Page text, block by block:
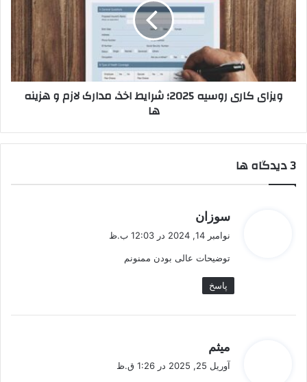
شرایط
اخذ،
مدارک
و
هزینه
ویزای کاری روسیه 2025؛ شرایط اخذ، مدارک لازم و هزینه
ها
‫3 دیدگاه ها
سوزان
نوامبر 14, 2024 در 12:03 ب.ظ
توضیحات عالی بودن ممنونم
پاسخ
میثم
آوریل 25, 2025 در 1:26 ق.ظ